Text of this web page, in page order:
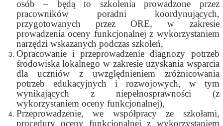
osób – będą to szkolenia prowadzone przez
pracowników poradni koordynujących,
przygotowanych przez ORE, w zakresie
prowadzenia oceny funkcjonalnej z wykorzystaniem
narzędzi wskazanych podczas szkoleń,
Opracowanie i przeprowadzenie diagnozy potrzeb
środowiska lokalnego w zakresie uzyskania wsparcia
dla uczniów z uwzględnieniem zróżnicowania
potrzeb edukacyjnych i rozwojowych, w tym
wynikających z niepełnosprawności (z
wykorzystaniem oceny funkcjonalnej),
Przeprowadzenie, we współpracy ze szkołami,
procedury oceny funkcjonalnej z wykorzystaniem